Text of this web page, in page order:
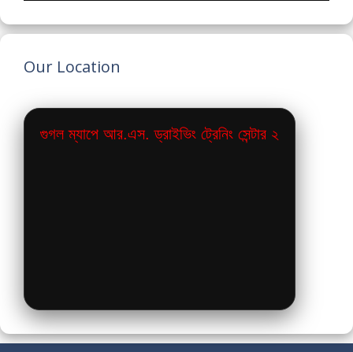
Our Location
গুগল ম্যাপে আর.এস. ড্রাইভিং ট্রেনিং সেন্টার ২